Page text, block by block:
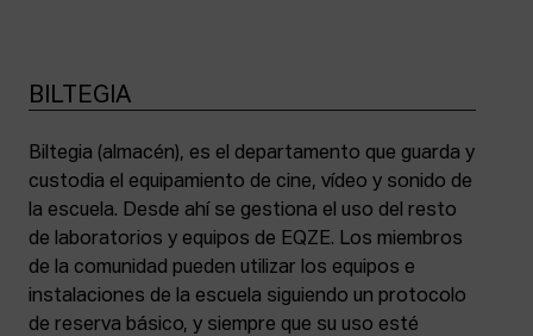
BILTEGIA
Biltegia (almacén), es el departamento que guarda y
custodia el equipamiento de cine, vídeo y sonido de
la escuela. Desde ahí se gestiona el uso del resto
de laboratorios y equipos de EQZE. Los miembros
de la comunidad pueden utilizar los equipos e
instalaciones de la escuela siguiendo un protocolo
de reserva básico, y siempre que su uso esté